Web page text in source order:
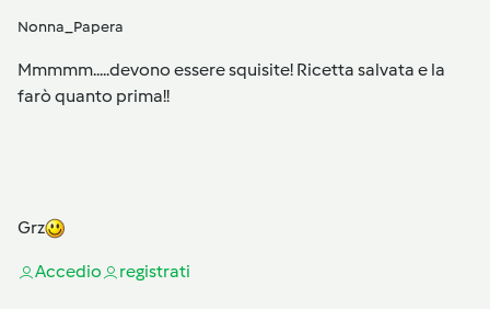
Nonna_Papera
Mmmmm.....devono essere squisite! Ricetta salvata e la
farò quanto prima!!
Grz
Accedio registrati